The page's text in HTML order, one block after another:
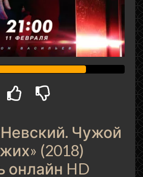
Чужой
(2018)
онлайн HD